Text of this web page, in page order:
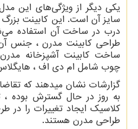
یکی دیگر از ویژگی‌های این
سایز آن است. این کابینت
درب در ساخت آن استفاده
طراحی کابینت مدرن ، جنس
ساخت کابینت آشپزخانه
چوب شامل ام دی اف ،
گزارشات نشان میدهند که
به روز در حال گسترش بوده
کلاسیک ایجاد تغییرات را در
طراحی مدرن هستند.